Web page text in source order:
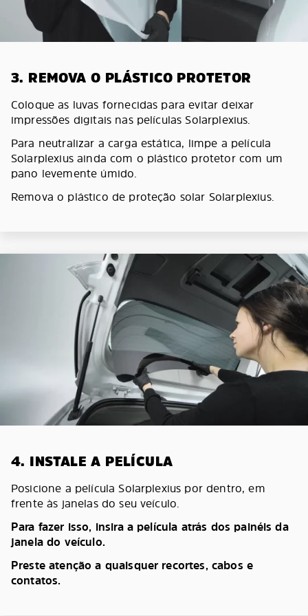
3. REMOVA O PLÁSTICO PROTETOR
Coloque as luvas fornecidas para evitar deixar
impressões digitais nas películas Solarplexius.
Para neutralizar a carga estática, limpe a película
Solarplexius ainda com o plástico protetor com um
pano levemente úmido.
Remova o plástico de proteção solar Solarplexius.
4. INSTALE A PELÍCULA
Posicione a película Solarplexius por dentro, em
frente às janelas do seu veículo.
Para fazer isso, insira a película atrás dos painéis da
janela do veículo.
Preste atenção a quaisquer recortes, cabos e
contatos.